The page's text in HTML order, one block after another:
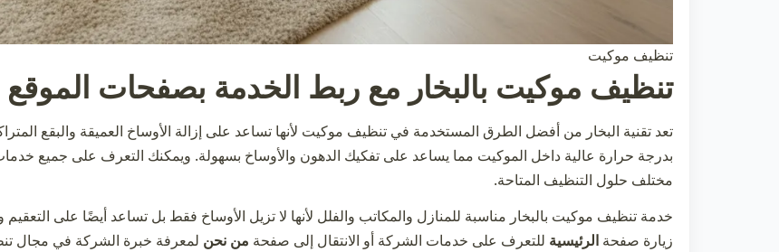
تنظيف موكيت
تنظيف موكيت بالبخار مع ربط الخدمة بصفحات الموقع
تعد تقنية البخار من أفضل الطرق المستخدمة في تنظيف موكيت لأنها تساعد على إزالة الأوساخ العميقة والبقع
بدرجة حرارة عالية داخل الموكيت مما يساعد على تفكيك الدهون والأوساخ بسهولة. ويمكنك التعرف على جميع
مختلف حلول التنظيف المتاحة.
خدمة تنظيف موكيت بالبخار مناسبة للمنازل والمكاتب والفلل لأنها لا تزيل الأوساخ فقط بل تساعد أيضًا على
زيارة صفحة الرئيسية للتعرف على خدمات الشركة أو الانتقال إلى صفحة من نحن لمعرفة خبرة الشركة في مجال